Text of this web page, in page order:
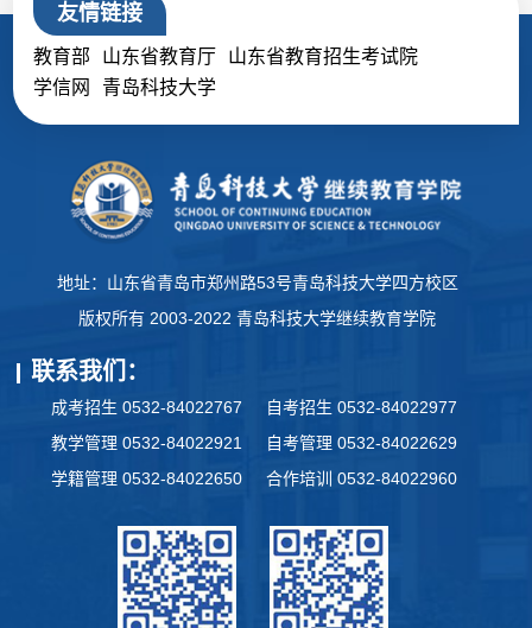
友情链接
教育部 山东省教育厅
山东省教育招生考试院
学信网
青岛科技大学
地址：山东省青岛市郑州路53号青岛科技大学四方校区
版权所有 2003-2022 青岛科技大学继续教育学院
联系我们：
成考招生 0532-84022767
自考招生 0532-84022977
教学管理 0532-84022921
自考管理 0532-84022629
学籍管理 0532-84022650
合作培训 0532-84022960